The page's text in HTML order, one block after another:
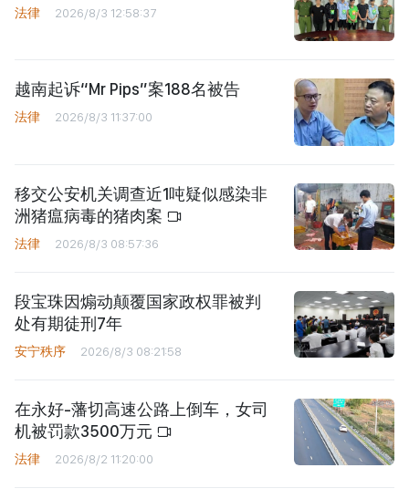
法律 2026/8/3 12:58:37
越南起诉“Mr Pips”案188名被告
法律 2026/8/3 11:37:00
移交公安机关调查近1吨疑似感染非
洲猪瘟病毒的猪肉案
法律 2026/8/3 08:57:36
段宝珠因煽动颠覆国家政权罪被判
处有期徒刑7年
安宁秩序 2026/8/3 08:21:58
在永好-藩切高速公路上倒车，女司
机被罚款3500万元
法律 2026/8/2 11:20:00